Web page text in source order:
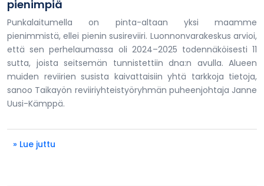
pienimpiä
Punkalaitumella on pinta-altaan yksi maamme
pienimmistä, ellei pienin susireviiri. Luonnonvarakeskus arvioi,
että sen perhelaumassa oli 2024–2025 todennäköisesti 11
sutta, joista seitsemän tunnistettiin dna:n avulla. Alueen
muiden reviirien susista kaivattaisiin yhtä tarkkoja tietoja,
sanoo Taikayön reviiriyhteistyöryhmän puheenjohtaja Janne
Uusi-Kämppä.
» Lue juttu